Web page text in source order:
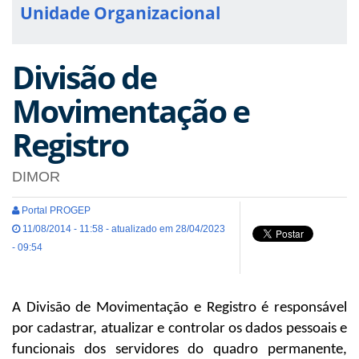
Unidade Organizacional
Divisão de
Movimentação e
Registro
DIMOR
Portal PROGEP
11/08/2014 - 11:58 - atualizado em 28/04/2023
- 09:54
A Divisão de Movimentação e Registro é responsável
por cadastrar, atualizar e controlar os dados pessoais e
funcionais dos servidores do quadro permanente,